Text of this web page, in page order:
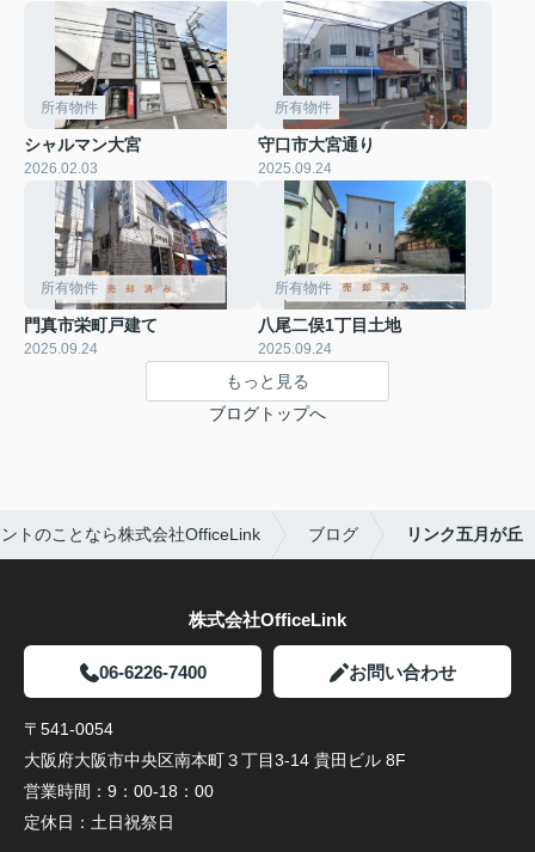
所有物件
シャルマン大宮
2026.02.03
所有物件
守口市大宮通り
2025.09.24
所有物件
門真市栄町戸建て
2025.09.24
所有物件
八尾二俣1丁目土地
2025.09.24
もっと見る
ブログトップへ
トのことなら株式会社OfficeLink ブログ リンク五月が丘
株式会社OfficeLink
06-6226-7400 お問い合わせ
〒541-0054
大阪府大阪市中央区南本町３丁目3-14 貴田ビル 8F
営業時間： 9：00-18：00
定休日： 土日祝祭日